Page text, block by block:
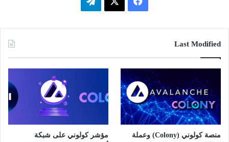
و
ك
ا
م
Last Modified
منصة كولوني (Colony) وعملة
مؤشر كولوني على شبكة